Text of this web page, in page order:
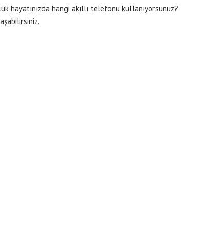
hayatınızda hangi akıllı telefonu kullanıyorsunuz?